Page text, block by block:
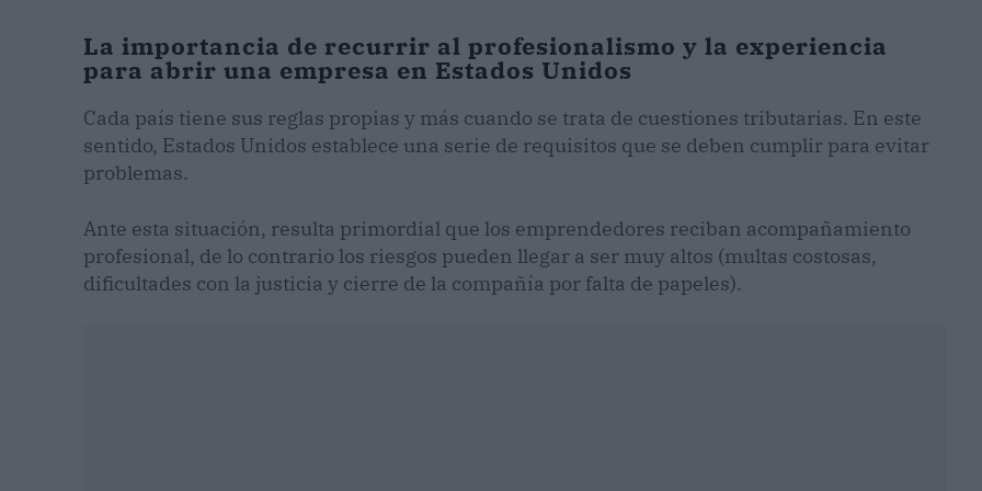
La importancia de recurrir al profesionalismo y la experiencia
para abrir una empresa en Estados Unidos
Cada país tiene sus reglas propias y más cuando se trata de cuestiones tributarias. En este
sentido, Estados Unidos establece una serie de requisitos que se deben cumplir para evitar
problemas.
Ante esta situación, resulta primordial que los emprendedores reciban acompañamiento
profesional, de lo contrario los riesgos pueden llegar a ser muy altos (multas costosas,
dificultades con la justicia y cierre de la compañía por falta de papeles).